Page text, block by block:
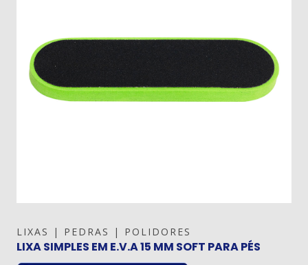
LIXAS | PEDRAS | POLIDORES
LIXA SIMPLES EM E.V.A 15 MM SOFT PARA PÉS